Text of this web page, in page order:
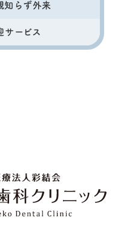
知らず外来
サービス